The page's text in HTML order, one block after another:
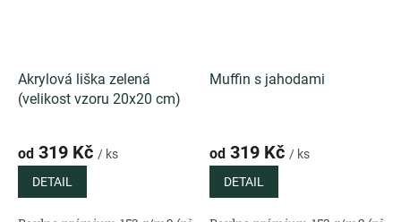
Akrylová liška zelená
(velikost vzoru 20x20 cm)
od 319 Kč / ks
DETAIL
Muffin s jahodami
od 319 Kč / ks
DETAIL